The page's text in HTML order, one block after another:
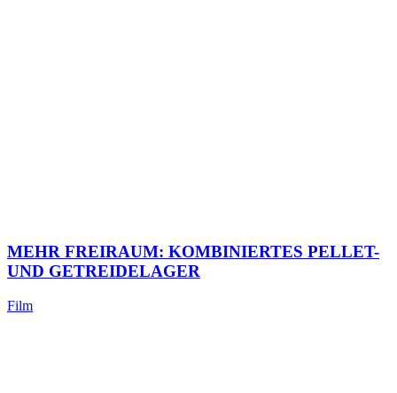
MEHR FREIRAUM: KOMBINIERTES PELLET-
UND GETREIDELAGER
Film